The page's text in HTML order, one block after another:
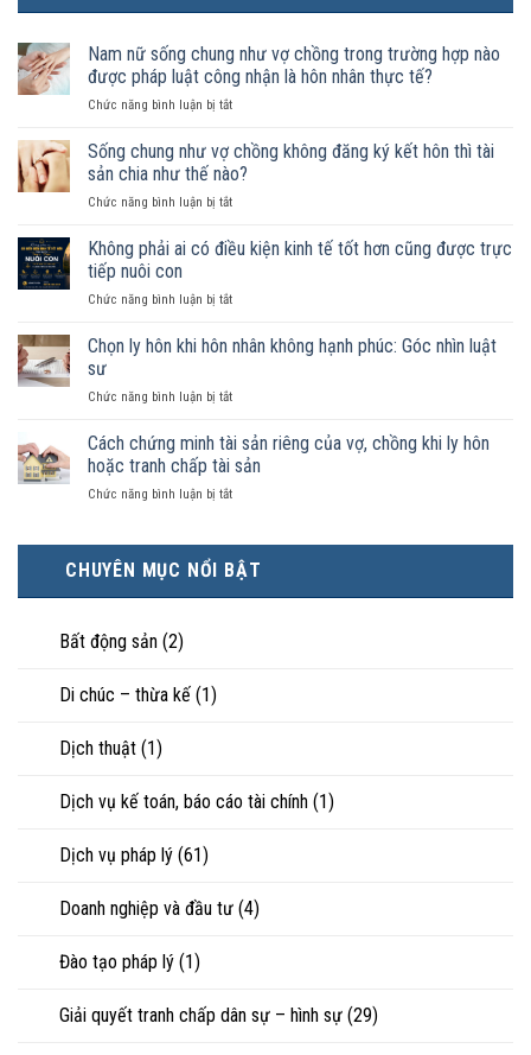
Nam nữ sống chung như vợ chồng trong trường hợp nào
được pháp luật công nhận là hôn nhân thực tế?
Chức năng bình luận bị tắtở
nữ
sống
chung
như
chồng
hợp
được
là
hôn
Sống chung như vợ chồng không đăng ký kết hôn thì tài
sản chia như thế nào?
Chức năng bình luận bị tắtở
chung
chồng
đăng
hôn
tài
sản
nào?
Không phải ai có điều kiện kinh tế tốt hơn cũng được trực
tiếp nuôi con
Chức năng bình luận bị tắtở
phải
điều
kinh
tế
hơn
trực
tiếp
nuôi
Chọn ly hôn khi hôn nhân không hạnh phúc: Góc nhìn luật
sư
Chức năng bình luận bị tắtở
ly
hôn
khi
hôn
hạnh
phúc:
Góc
Cách chứng minh tài sản riêng của vợ, chồng khi ly hôn
hoặc tranh chấp tài sản
Chức năng bình luận bị tắtở
tài
sản
chấp
CHUYÊN MỤC NỔI BẬT
Bất động sản (2)
Di chúc – thừa kế (1)
Dịch thuật (1)
Dịch vụ kế toán, báo cáo tài chính (1)
Dịch vụ pháp lý (61)
Doanh nghiệp và đầu tư (4)
Đào tạo pháp lý (1)
Giải quyết tranh chấp dân sự – hình sự (29)